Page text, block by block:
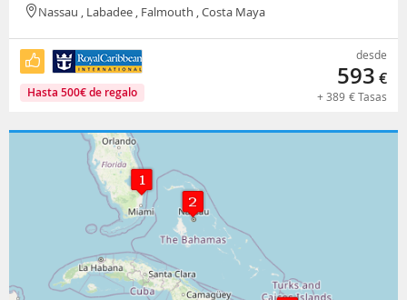
Nassau , Labadee , Falmouth , Costa Maya
Hasta 500€de regalo
desde
593 €
+389 €Tasas